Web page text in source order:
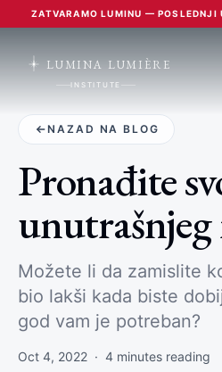
ZATVARAMO LUMINU — POSLEDNJI
LUMINA LUMIÈRE
INSTITUTE
NAZAD NA BLOG
Pronađite
Možete li da zamislite
bio lakši kada biste
god vam je potreban?
Oct 4, 2022 · 4 minutes reading